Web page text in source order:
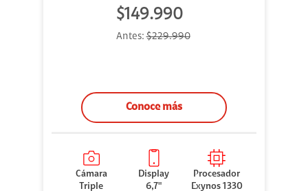
$149.990
Antes:$229.990
Conoce más
Cámara
Triple
Display
6,7"
Procesador
Exynos 1330